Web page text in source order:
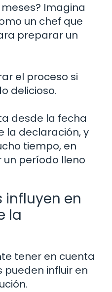
meses? Imagina
un chef que
preparar un
el proceso si
delicioso.
desde la fecha
la declaración, y
tiempo, en
período lleno
influyen en
la
tener en cuenta
influir en